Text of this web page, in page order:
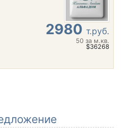
2980 т.руб.
50 за м.кв.
$36268